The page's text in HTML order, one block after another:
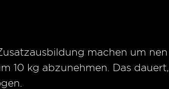
machen um nen
10 kg abzunehmen. Das dauert,